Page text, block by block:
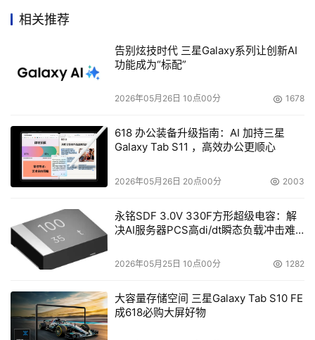
UltraATA/133技术。
很快，133MHz的PCI总线频率使并行ATA的速度提升遭
遇瓶颈。于是Intel等公司另辟蹊径，在2002年推出了串行
ATA技术，即S-ATA标准。该技术的第一个版本就可以为
标准中，支持带宽已经达到了300MB/s之多。这一性能是
20年前IDE性能的20倍。
与ATA技术的发展一样，SCSI技术的发展也经历了从量
变到质变的过程。从1986年美国国家标准局正式通过SCSI
技术标准到现在，SCSI技术从10MB/s、20MB/s、
40MB/s……一路发展到了Ultr320技术的320MB/s，同样也
遭遇了总线频率瓶颈。今年年内，全新一代的串行SCSI即
SAS产品将面市。第一代SAS将提供300MB/s的带宽，其后
的SAS二代将支持600MB/s之多，足足是20年前SCSI性能
的60倍。
相关推荐
告别炫技时代 三星Galaxy系列让创新AI
功能成为“标配”
2026年05月26日 10点00分 1678
618 办公装备升级指南：AI 加持三星
Galaxy Tab S11 ，高效办公更顺心
2026年05月26日 20点00分 2003
永铭SDF 3.0V 330F方形超级电容：解
决AI服务器PCS高di/dt瞬态负载冲击难
2026年05月25日 10点00分 1282
大容量存储空间 三星Galaxy Tab S10 FE
成618必购大屏好物